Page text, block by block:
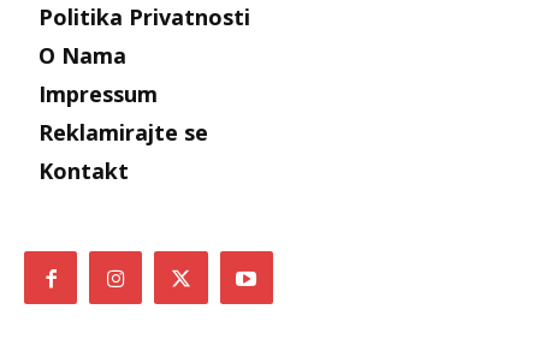
Politika Privatnosti
O Nama
Impressum
Reklamirajte se
Kontakt